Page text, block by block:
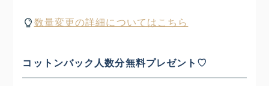
数量変更の詳細についてはこちら
コットンバック人数分無料プレゼント♡